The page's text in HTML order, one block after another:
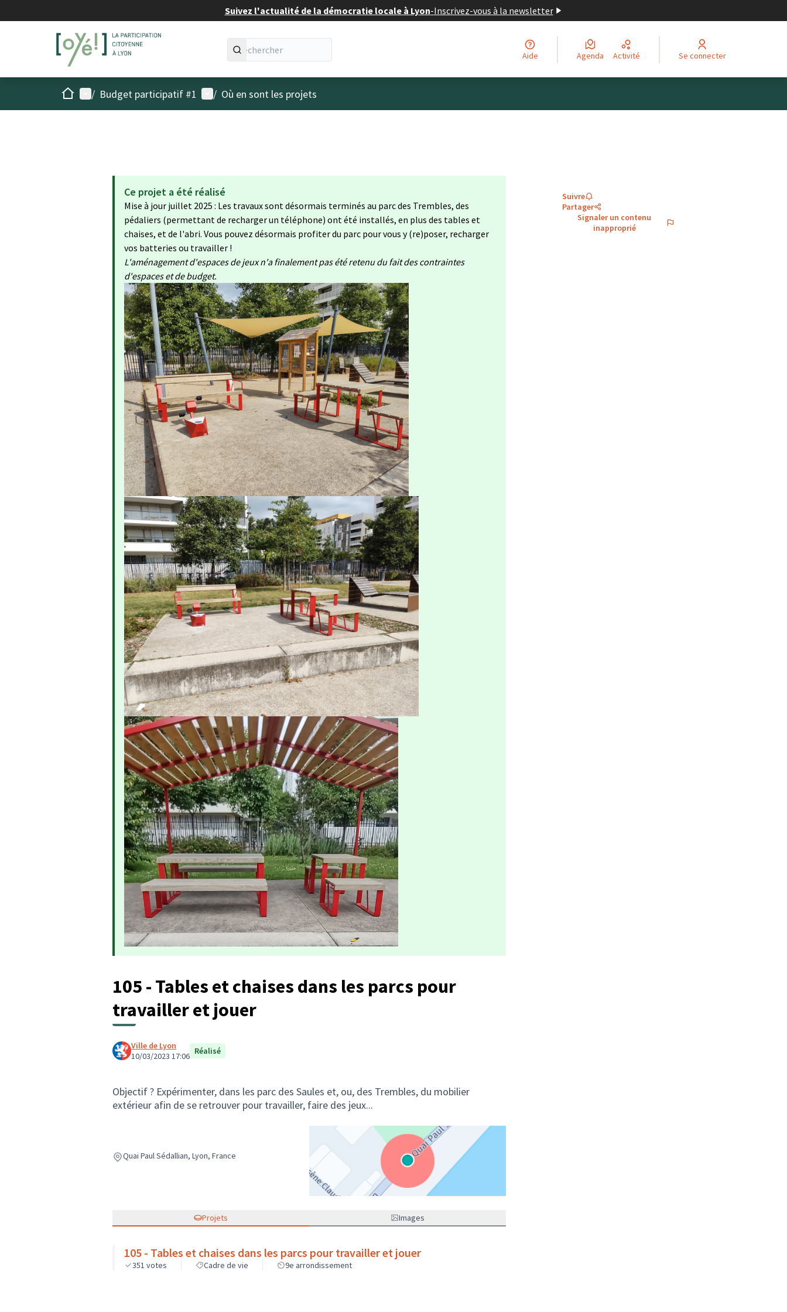
Suivez l'actualité de la démocratie locale à Lyon-Inscrivez-vous à la newsletter
Aide Agenda Activité Se connecter
AccueilMenu principal
/ Budget participatif #1 Menu utilisateur
/ Où en sont les projets
Ce projet a été réalisé
Mise à jour juillet 2025 : Les travaux sont désormais terminés au parc des Trembles, des
pédaliers (permettant de recharger un téléphone) ont été installés, en plus des tables et
chaises, et de l'abri. Vous pouvez désormais profiter du parc pour vous y (re)poser, recharger
vos batteries ou travailler !
L'aménagement d'espaces de jeux n'a finalement pas été retenu du fait des contraintes
d'espaces et de budget.
105 - Tables et chaises dans les parcs pour
travailler et jouer
Ville de Lyon
10/03/2023 17:06 Réalisé
Objectif ? Expérimenter, dans les parc des Saules et, ou, des Trembles, du mobilier
extérieur afin de se retrouver pour travailler, faire des jeux...
Quai Paul Sédallian, Lyon, France
Projets Images
105 - Tables et chaises dans les parcs pour travailler et jouer
351 votes Cadre de vie 9e arrondissement
Suivre
Partager
Signaler un contenu
inapproprié